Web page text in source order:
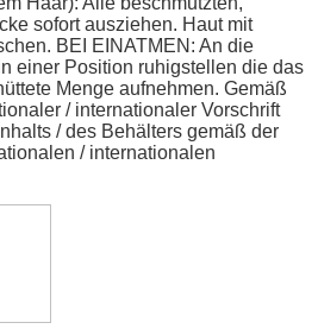
sofort ausziehen. Haut mit
BEI EINATMEN: An die
einer Position ruhigstellen die das
Menge aufnehmen. Gemäß
/ internationaler Vorschrift
/ des Behälters gemäß der
/ internationalen